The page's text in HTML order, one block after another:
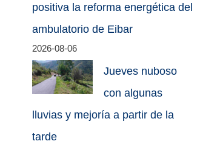
positiva la reforma energética del
ambulatorio de Eibar
2026-08-06
Jueves nuboso
con algunas
lluvias y mejoría a partir de la
tarde